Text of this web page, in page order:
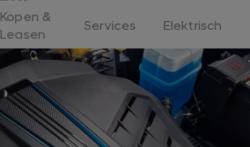
Kopen &
Leasen
Services
Elektrisch